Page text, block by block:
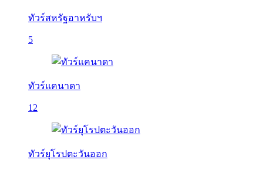
ทัวร์สหรัฐอาหรับฯ
5
ทัวร์แคนาดา
12
ทัวร์ยุโรปตะวันออก